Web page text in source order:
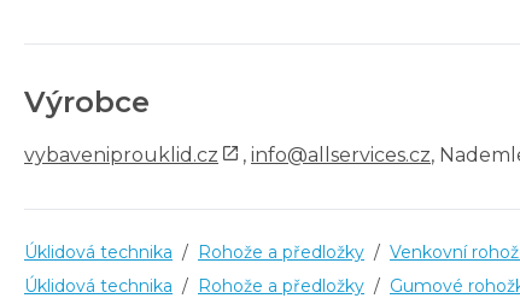
Výrobce
vybaveniprouklid.cz , info@allservices.cz,
Úklidová technika / Rohože a předložky / Venkovní
Úklidová technika / Rohože a předložky / Gumové